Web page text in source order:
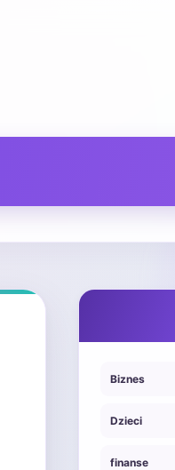
Biznes
Dzieci
finanse